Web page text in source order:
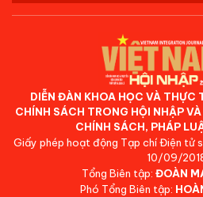
DIỄN ĐÀN KHOA HỌC VÀ THỰC
CHÍNH SÁCH TRONG HỘI NHẬP
CHÍNH SÁCH, PHÁP
Giấy phép hoạt động Tạp chí Điện tử
10/09/
Tổng Biên tập: ĐOÀN
Phó Tổng Biên tập: